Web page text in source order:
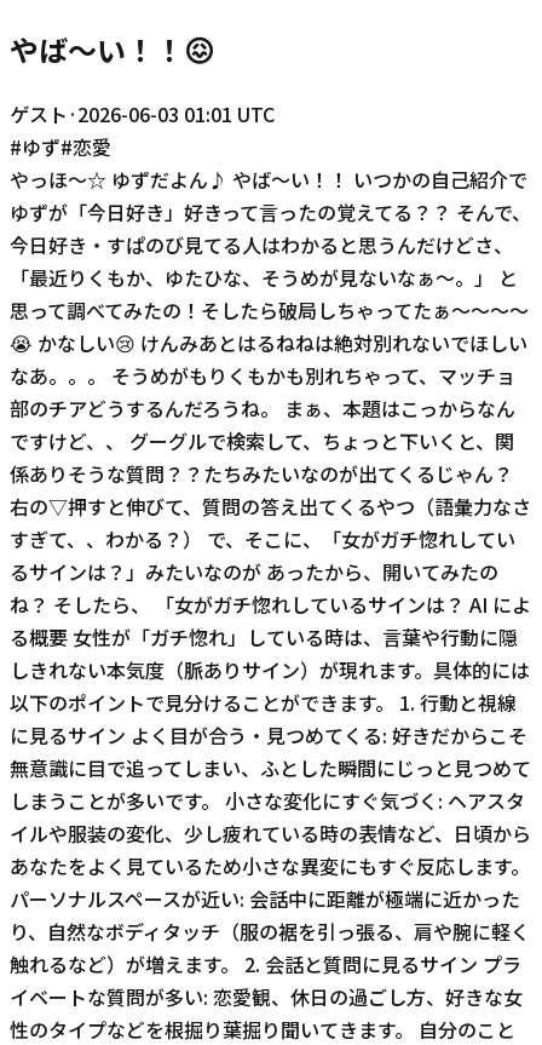
やば〜い！！😖
ゲスト ·2026-06-03 01:01 UTC
#ゆず#恋愛
やっほ〜☆ ゆずだよん♪ やば〜い！！ いつかの自己紹介で
ゆずが「今日好き」好きって言ったの覚えてる？？ そんで、
今日好き・すぱのび見てる人はわかると思うんだけどさ、
「最近りくもか、ゆたひな、そうめが見ないなぁ〜。」 と
思って調べてみたの！そしたら破局しちゃってたぁ〜〜〜〜
😭 かなしい😢 けんみあとはるねねは絶対別れないでほしい
なあ。。。 そうめがもりくもかも別れちゃって、マッチョ
部のチアどうするんだろうね。 まぁ、本題はこっからなん
ですけど、、 グーグルで検索して、ちょっと下いくと、関
係ありそうな質問？？たちみたいなのが出てくるじゃん？
右の▽押すと伸びて、質問の答え出てくるやつ（語彙力なさ
すぎて、、わかる？） で、そこに、「女がガチ惚れしてい
るサインは？」みたいなのが あったから、開いてみたの
ね？ そしたら、 「女がガチ惚れしているサインは？ AI によ
る概要 女性が「ガチ惚れ」している時は、言葉や行動に隠
しきれない本気度（脈ありサイン）が現れます。具体的には
以下のポイントで見分けることができます。 1. 行動と視線
に見るサイン よく目が合う・見つめてくる: 好きだからこそ
無意識に目で追ってしまい、ふとした瞬間にじっと見つめて
しまうことが多いです。 小さな変化にすぐ気づく: ヘアスタ
イルや服装の変化、少し疲れている時の表情など、日頃から
あなたをよく見ているため小さな異変にもすぐ反応します。
パーソナルスペースが近い: 会話中に距離が極端に近かった
り、自然なボディタッチ（服の裾を引っ張る、肩や腕に軽く
触れるなど）が増えます。 2. 会話と質問に見るサイン プラ
イベートな質問が多い: 恋愛観、休日の過ごし方、好きな女
性のタイプなどを根掘り葉掘り聞いてきます。 自分のこと